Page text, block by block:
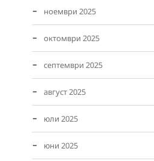
ноември 2025
октомври 2025
септември 2025
август 2025
юли 2025
юни 2025